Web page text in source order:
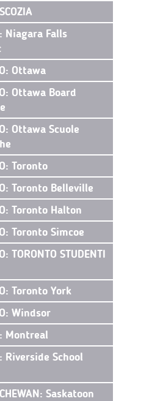
Niagara Falls
Ottawa
Ottawa Board
Ottawa Scuole
Toronto
Toronto Belleville
Toronto Halton
Toronto Simcoe
TORONTO STUDENTI
Toronto York
Windsor
Montreal
Riverside School
Saskatoon